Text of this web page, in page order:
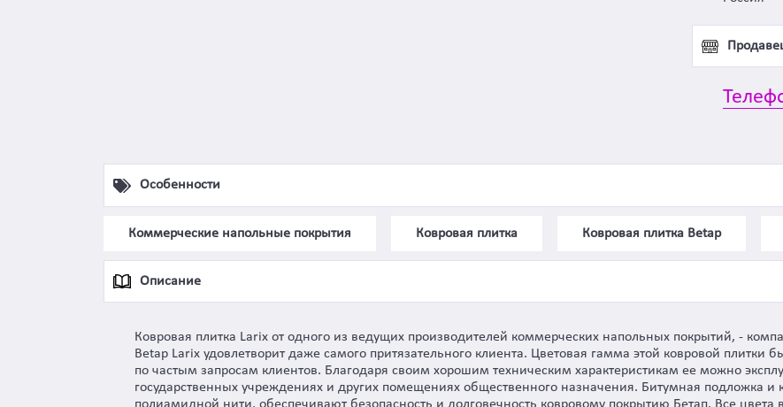
Особенности
Коммерческие напольные покрытия Ковровая плитка Ковровая плитка Betap
Описание
Ковровая плитка Larix от одного из ведущих производителей коммерческих напольных покрытий, -
Betap Larix удовлетворит даже самого притязательного клиента. Цветовая гамма этой ковровой плитки
по частым запросам клиентов. Благодаря своим хорошим техническим характеристикам ее можно
государственных учреждениях и других помещениях общественного назначения. Битумная подложка и